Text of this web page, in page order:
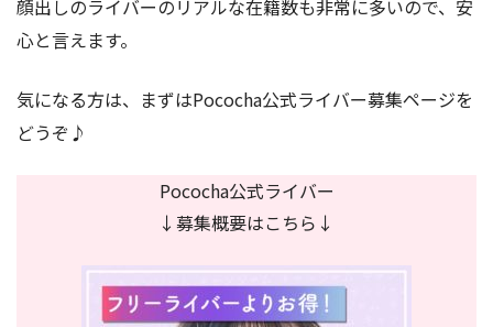
顔出しのライバーのリアルな在籍数も非常に多いので、安
心と言えます。
気になる方は、まずはPococha公式ライバー募集ページを
どうぞ♪
Pococha公式ライバー
↓募集概要はこちら↓